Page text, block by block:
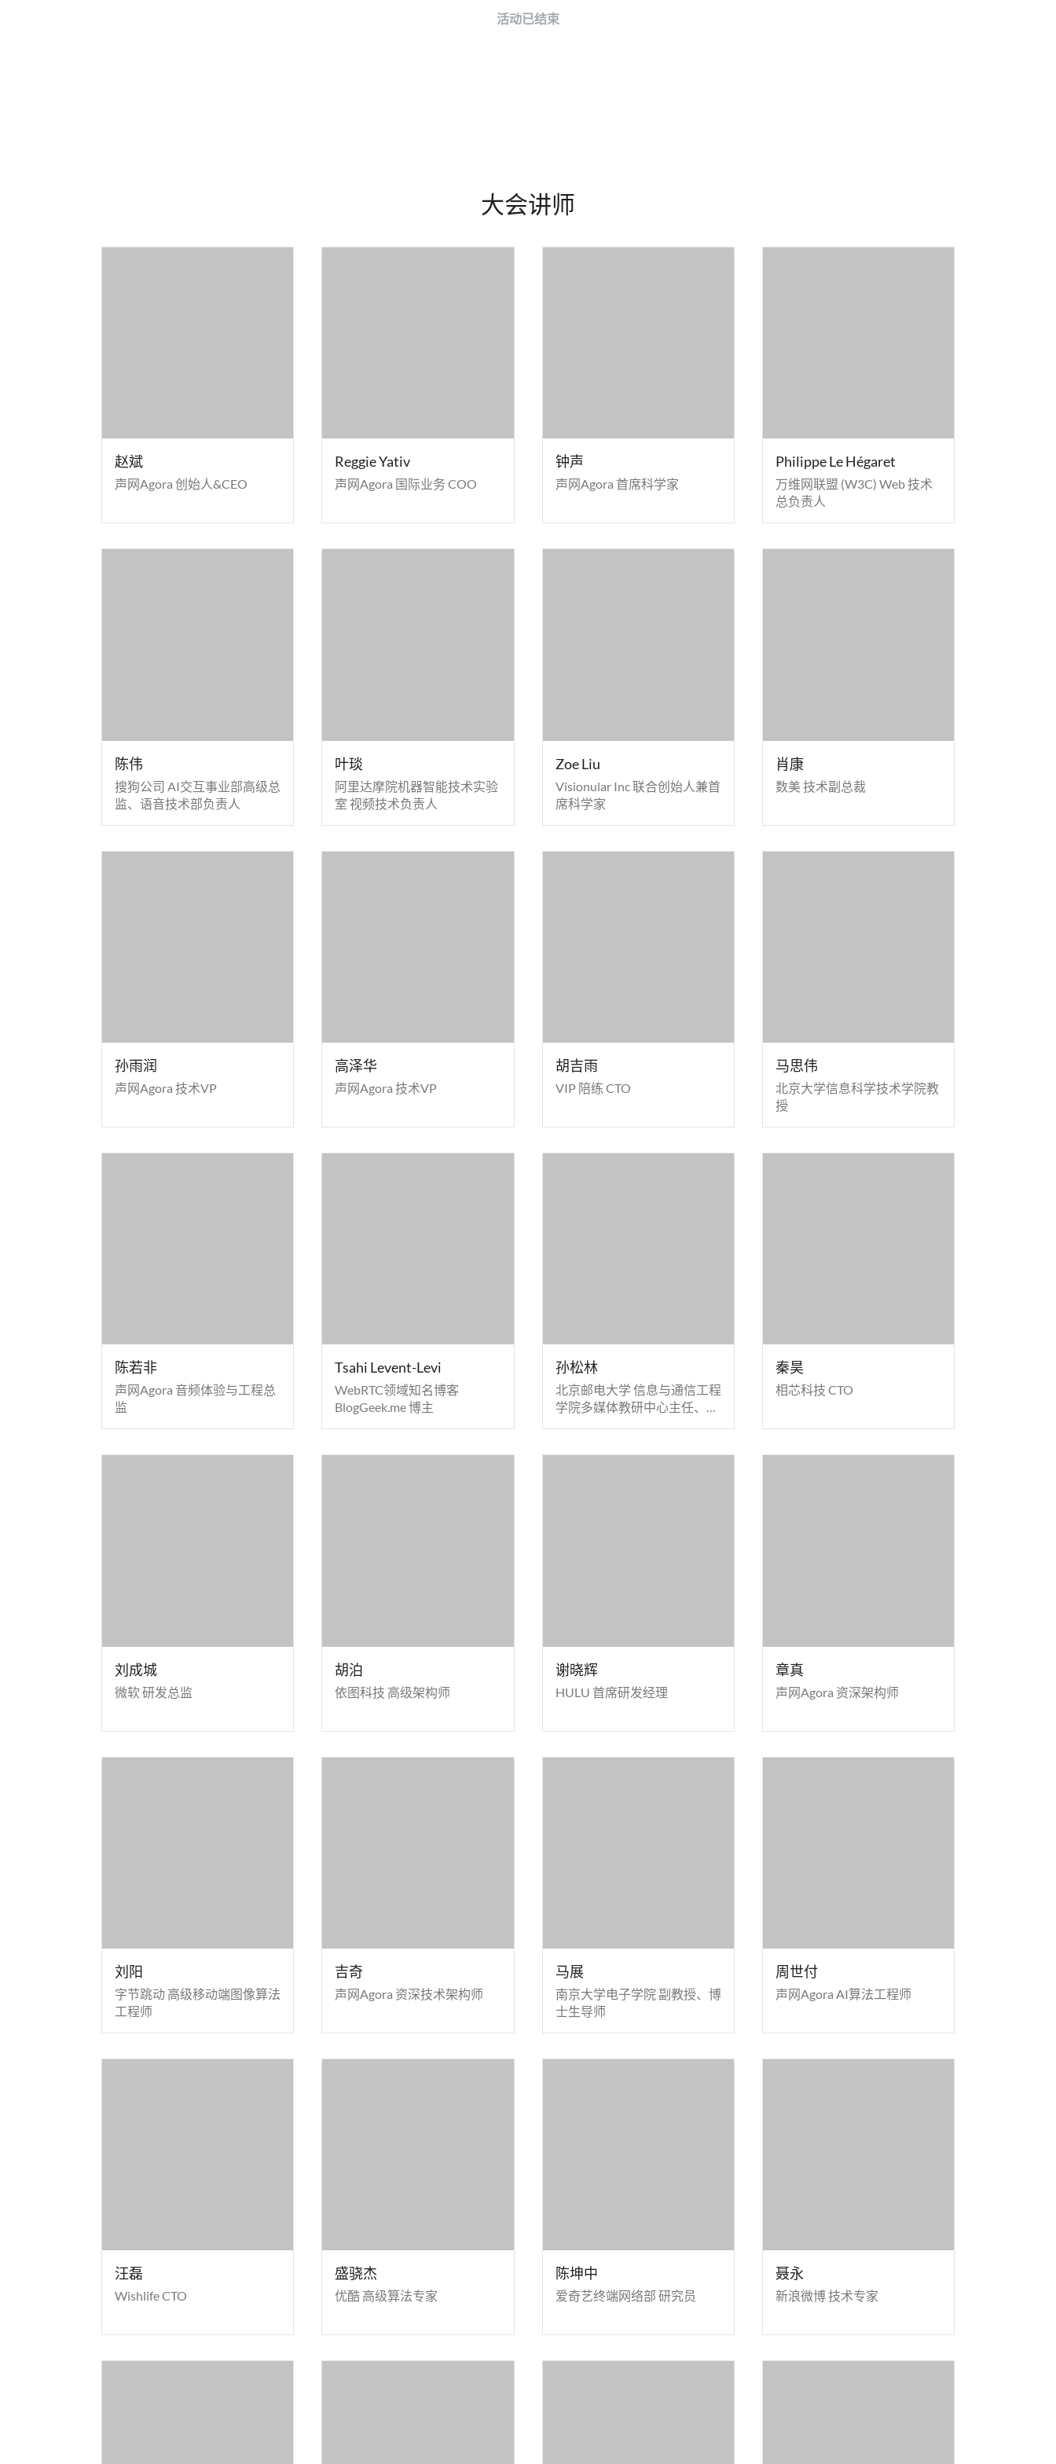
活动已结束
大会讲师
赵斌
声网Agora 创始人&CEO
Reggie Yativ
声网Agora 国际业务 COO
钟声
声网Agora 首席科学家
Philippe Le Hégaret
万维网联盟 (W3C) Web 技术
总负责人
陈伟
搜狗公司 AI交互事业部高级总
监、语音技术部负责人
叶琰
阿里达摩院机器智能技术实验
室 视频技术负责人
Zoe Liu
Visionular Inc 联合创始人兼首
席科学家
肖康
数美 技术副总裁
孙雨润
声网Agora 技术VP
高泽华
声网Agora 技术VP
胡吉雨
VIP 陪练 CTO
马思伟
北京大学信息科学技术学院教
授
陈若非
声网Agora 音频体验与工程总
监
Tsahi Levent-Levi
WebRTC领域知名博客
BlogGeek.me 博主
孙松林
北京邮电大学 信息与通信工程
学院多媒体教研中心主任、博
秦昊
相芯科技 CTO
刘成城
微软 研发总监
胡泊
依图科技 高级架构师
谢晓辉
HULU 首席研发经理
章真
声网Agora 资深架构师
刘阳
字节跳动 高级移动端图像算法
工程师
吉奇
声网Agora 资深技术架构师
马展
南京大学电子学院 副教授、博
士生导师
周世付
声网Agora AI算法工程师
汪磊
Wishlife CTO
盛骁杰
优酷 高级算法专家
陈坤中
爱奇艺终端网络部 研究员
聂永
新浪微博 技术专家